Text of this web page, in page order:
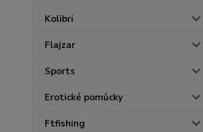
Kolibri
Flajzar
Sports
Erotické pomůcky
Ftfishing